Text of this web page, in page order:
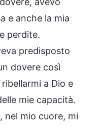
e anche la mia
perdite.
predisposto
dovere così
a Dio e
mie capacità.
nel mio cuore, mi